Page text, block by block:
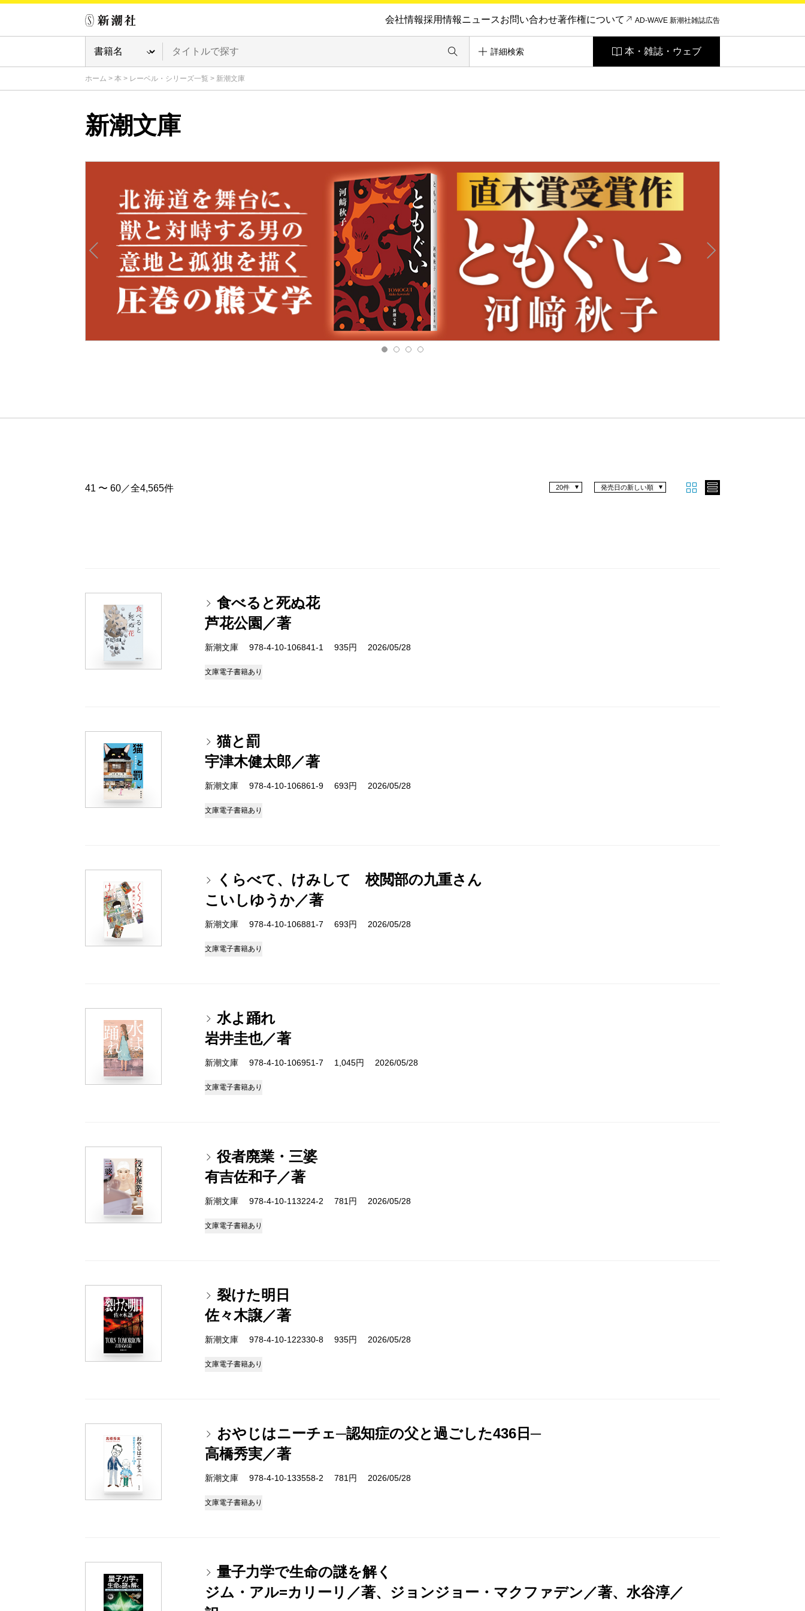
会社情報採用情報ニュースお問い合わせ著作権について AD-WAVE 新潮社雑誌広告
詳細検索 本・雑誌・ウェブ
ホーム > 本 > レーベル・シリーズ一覧 > 新潮文庫
新潮文庫
41 〜 60／全4,565件 発売日の新しい順
20件
食べると死ぬ花
芦花公園／著
新潮文庫 978-4-10-106841-1 935円 2026/05/28
文庫電子書籍あり
猫と罰
宇津木健太郎／著
新潮文庫 978-4-10-106861-9 693円 2026/05/28
文庫電子書籍あり
くらべて、けみして 校閲部の九重さん
こいしゆうか／著
新潮文庫 978-4-10-106881-7 693円 2026/05/28
文庫電子書籍あり
水よ踊れ
岩井圭也／著
新潮文庫 978-4-10-106951-7 1,045円 2026/05/28
文庫電子書籍あり
役者廃業・三婆
有吉佐和子／著
新潮文庫 978-4-10-113224-2 781円 2026/05/28
文庫電子書籍あり
裂けた明日
佐々木譲／著
新潮文庫 978-4-10-122330-8 935円 2026/05/28
文庫電子書籍あり
おやじはニーチェ─認知症の父と過ごした436日─
高橋秀実／著
新潮文庫 978-4-10-133558-2 781円 2026/05/28
文庫電子書籍あり
量子力学で生命の謎を解く
ジム・アル=カリーリ／著、ジョンジョー・マクファデン／著、水谷淳／